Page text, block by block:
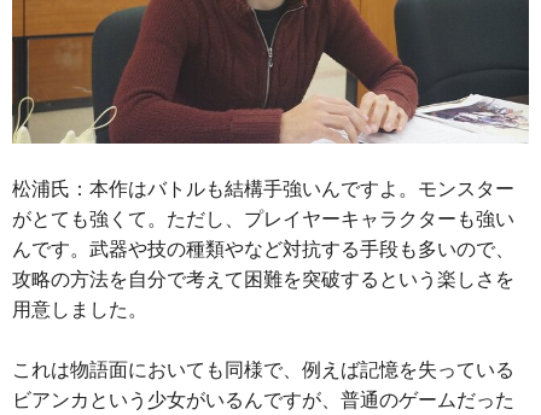
松浦氏：本作はバトルも結構手強いんですよ。モンスター
がとても強くて。ただし、プレイヤーキャラクターも強い
んです。武器や技の種類やなど対抗する手段も多いので、
攻略の方法を自分で考えて困難を突破するという楽しさを
用意しました。
これは物語面においても同様で、例えば記憶を失っている
ビアンカという少女がいるんですが、普通のゲームだった